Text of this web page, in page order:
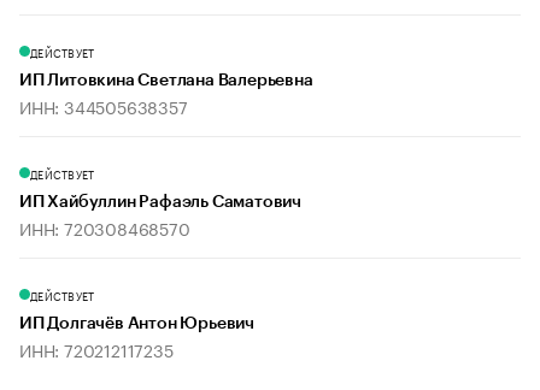
ДЕЙСТВУЕТ
ИП Литовкина Светлана Валерьевна
ИНН: 344505638357
ДЕЙСТВУЕТ
ИП Хайбуллин Рафаэль Саматович
ИНН: 720308468570
ДЕЙСТВУЕТ
ИП Долгачёв Антон Юрьевич
ИНН: 720212117235